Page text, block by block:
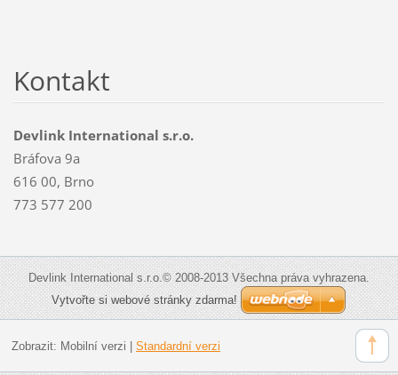
Kontakt
Devlink International s.r.o.
Bráfova 9a
616 00, Brno
773 577 200
Devlink International s.r.o.© 2008-2013 Všechna práva vyhrazena.
Vytvořte si webové stránky zdarma!
Zobrazit: Mobilní verzi Standardní verzi